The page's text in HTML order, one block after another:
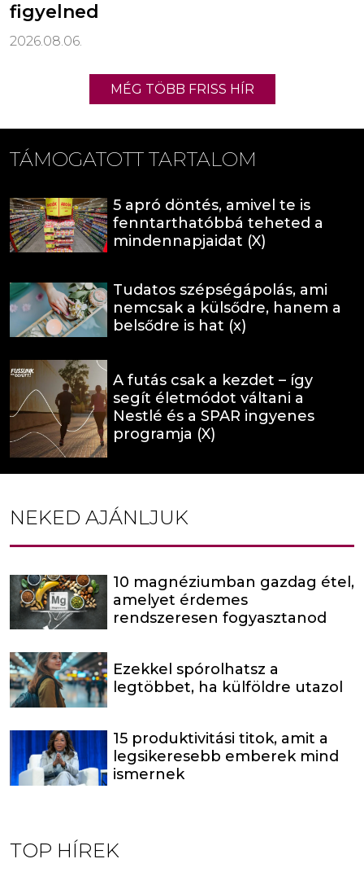
figyelned
2026.08.06.
MÉG TÖBB FRISS HÍR
TÁMOGATOTT TARTALOM
5 apró döntés, amivel te is
fenntarthatóbbá teheted a
mindennapjaidat (X)
Tudatos szépségápolás, ami
nemcsak a külsődre, hanem a
belsődre is hat (x)
A futás csak a kezdet – így
segít életmódot váltani a
Nestlé és a SPAR ingyenes
programja (X)
NEKED AJÁNLJUK
10 magnéziumban gazdag étel,
amelyet érdemes
rendszeresen fogyasztanod
Ezekkel spórolhatsz a
legtöbbet, ha külföldre utazol
15 produktivitási titok, amit a
legsikeresebb emberek mind
ismernek
TOP HÍREK